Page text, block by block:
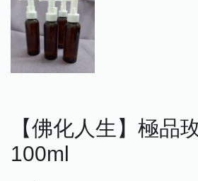
【佛化人生】極品
100ml